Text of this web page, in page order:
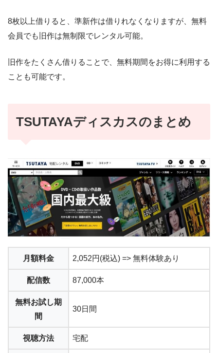
8枚以上借りると、準新作は借りれなくなりますが、無料
会員でも旧作は無制限でレンタル可能。
旧作をたくさん借りることで、無料期間をお得に利用する
ことも可能です。
TSUTAYAディスカスのまとめ
月額料金 2,052円(税込) => 無料体験あり
配信数 87,000本
無料お試し期
間
30日間
視聴方法 宅配